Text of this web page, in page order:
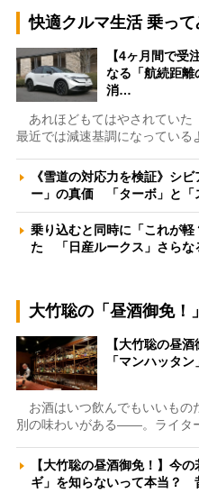
快適クルマ生活 乗っ
【4ヶ月間で受
なる「航続距離
消…
あれほどもてはやされていた
最近では減速基調になっている
《雪道の対応力を検証》シ
ー」の真価 「ターボ」と
乗り込むと同時に「これが
た 「日産ルークス」さら
大竹聡の「昼酒御免！」
【大竹聡の昼
「マンハッタ
お酒はいつ飲んでもいいもの
別の味わいがある――。ライタ
【大竹聡の昼酒御免！】今
ギ」を知らないって本当？